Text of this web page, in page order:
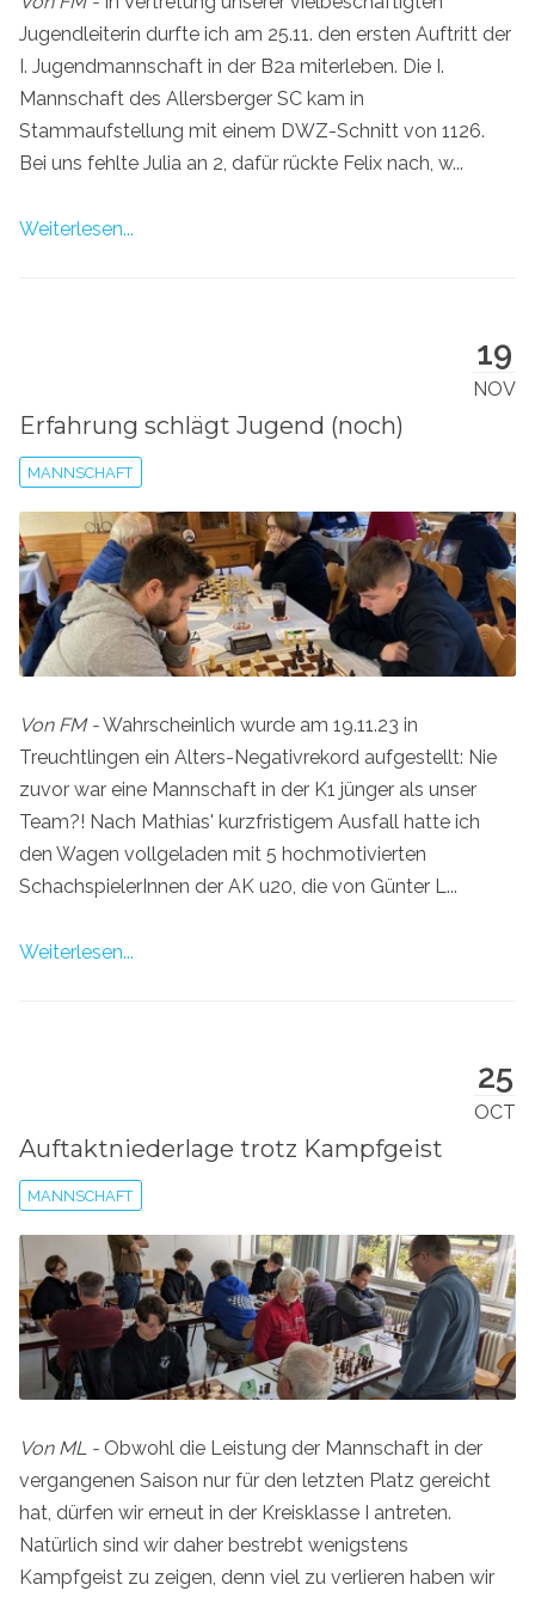
Jugendleiterin durfte ich am 25.11. den ersten Auftritt der
I. Jugendmannschaft in der B2a miterleben. Die I.
Mannschaft des Allersberger SC kam in
Stammaufstellung mit einem DWZ-Schnitt von 1126.
Bei uns fehlte Julia an 2, dafür rückte Felix nach, w...
Weiterlesen...
19
NOV
Erfahrung schlägt Jugend (noch)
MANNSCHAFT
Von FM -Wahrscheinlich wurde am 19.11.23 in
Treuchtlingen ein Alters-Negativrekord aufgestellt: Nie
zuvor war eine Mannschaft in der K1 jünger als unser
Team?! Nach Mathias' kurzfristigem Ausfall hatte ich
den Wagen vollgeladen mit 5 hochmotivierten
SchachspielerInnen der AK u20, die von Günter L...
Weiterlesen...
25
OCT
Auftaktniederlage trotz Kampfgeist
MANNSCHAFT
Von ML - Obwohl die Leistung der Mannschaft in der
vergangenen Saison nur für den letzten Platz gereicht
hat, dürfen wir erneut in der Kreisklasse I antreten.
Natürlich sind wir daher bestrebt wenigstens
Kampfgeist zu zeigen, denn viel zu verlieren haben wir